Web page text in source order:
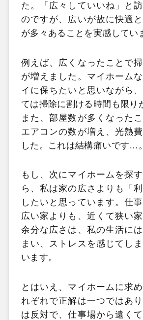
た。「広々していいね」と
のですが、広いが故に快適
が多々あることを実感してい
例えば、広くなったことで
が増えました。マイホーム
イに保ちたいと思いながら
ては掃除に割ける時間も限り
また、部屋数が多くなった
エアコンの数が増え、光熱
した。これは結構痛いです…。
もし、次にマイホームを探
ら、私は家の広さよりも「
したいと思っています。仕
広い家よりも、近くて狭い家
余分な広さは、私の生活に
まい、ストレスを感じてし
います。
とはいえ、マイホームに求
れぞれで正解は一つではあ
は反対で、仕事場から遠く